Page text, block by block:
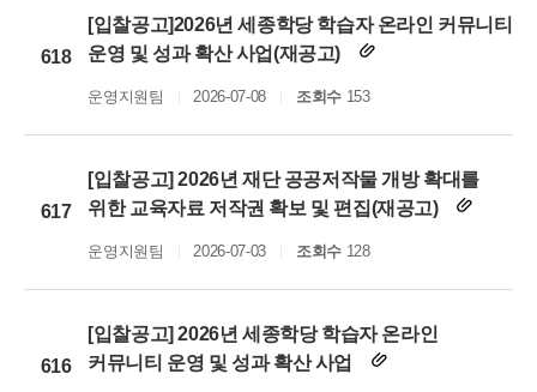
618
[입찰공고]2026년 세종학당 학습자 온라인 커뮤니티
운영 및 성과 확산 사업(재공고)
운영지원팀 2026-07-08 조회수153
617
[입찰공고] 2026년 재단 공공저작물 개방 확대를
위한 교육자료 저작권 확보 및 편집(재공고)
운영지원팀 2026-07-03 조회수128
616
[입찰공고] 2026년 세종학당 학습자 온라인
커뮤니티 운영 및 성과 확산 사업